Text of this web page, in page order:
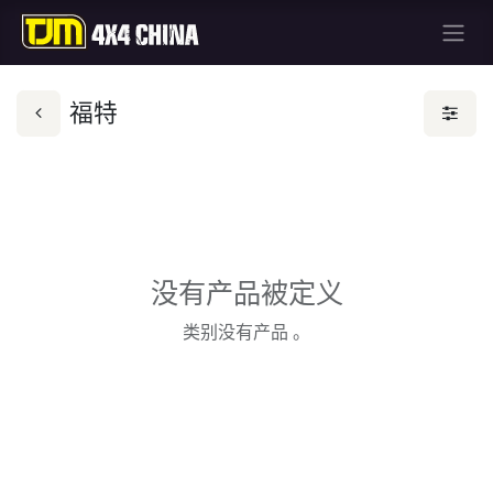
福特
没有产品被定义
类别没有产品 。